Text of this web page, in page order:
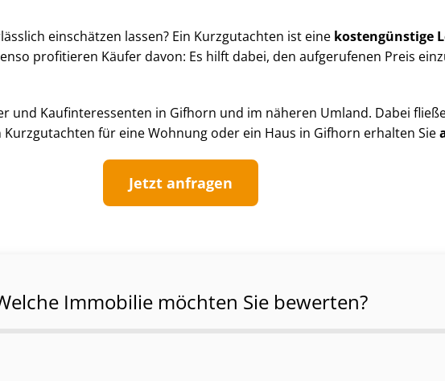
einschätzen lassen? Ein Kurzgutachten ist eine kostengünstige
profitieren Käufer davon: Es hilft dabei, den aufgerufenen Preis
und Kauf­in­ter­es­sen­ten in Gifhorn und im näheren Umland. Dabei
für eine Wohnung oder ein Haus in Gifhorn erhalten Sie
Jetzt anfragen
Immobilie möchten Sie bewerten?